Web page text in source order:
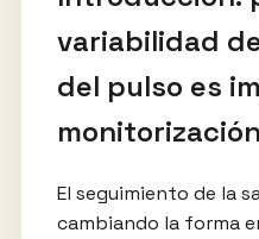
variabilidad
del pulso es
El seguimiento de la
cambiando la forma